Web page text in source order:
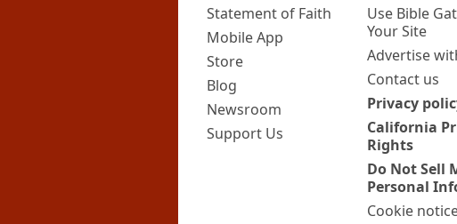
Statement of Faith
Mobile App
Store
Blog
Newsroom
Support Us
Use Bible
Your Site
Advertise
Contact us
Privacy
California
Rights
Do Not Sell
Personal
Cookie